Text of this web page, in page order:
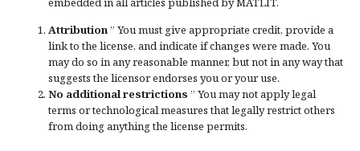
Attribution ” You must give appropriate credit, provide a
link to the license, and indicate if changes were made. You
may do so in any reasonable manner, but not in any way that
suggests the licensor endorses you or your use.
No additional restrictions ” You may not apply legal
terms ortechnological measuresthat legally restrict others
from doing anything the license permits.